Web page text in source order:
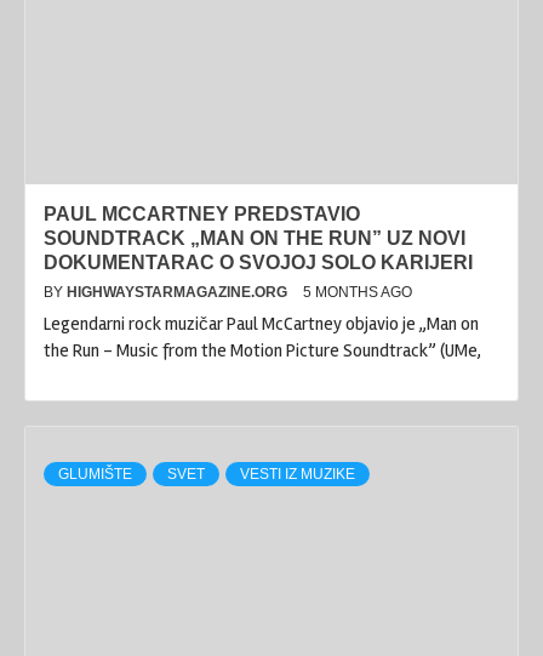
PAUL MCCARTNEY PREDSTAVIO
SOUNDTRACK „MAN ON THE RUN” UZ NOVI
DOKUMENTARAC O SVOJOJ SOLO KARIJERI
BY HIGHWAYSTARMAGAZINE.ORG 5 MONTHS AGO
Legendarni rock muzičar Paul McCartney objavio je „Man on
the Run – Music from the Motion Picture Soundtrack” (UMe,
GLUMIŠTE SVET VESTI IZ MUZIKE